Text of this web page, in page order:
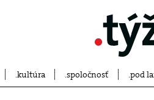
kultúra spoločnosť pod